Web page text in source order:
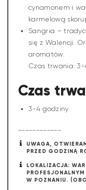
cynamonem i
karmelową
Sangria –
się z Walencji.
aromatów.
Czas trwania:
Czas
3-4 godziny
UWAGA,
PRZED GODZINĄ
LOKALIZACJA:
W POZNANIU.